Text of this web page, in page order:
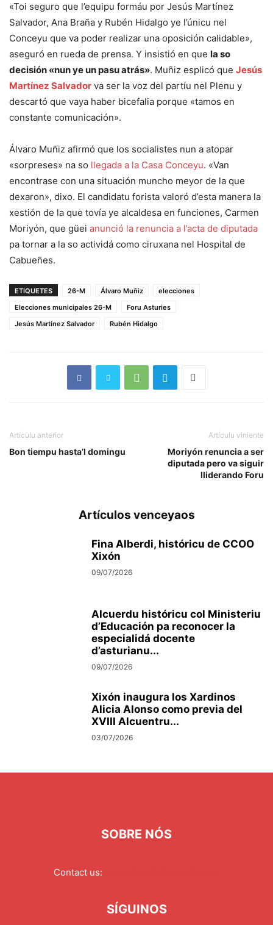
«Toi seguro que l’equipu formáu por Jesús Martínez
Salvador, Ana Braña y Rubén Hidalgo ye l’únicu nel
Conceyu que va poder realizar una oposición calidable»,
aseguró en rueda de prensa. Y insistió en que la so
decisión «nun ye un pasu atrás». Muñiz esplicó que Jesús
Martínez Salvador va ser la voz del partíu nel Plenu y
descartó que vaya haber bicefalia porque «tamos en
constante comunicación».
Álvaro Muñiz afirmó que los socialistes nun a atopar
«sorpreses» na so llegada a la Casa Conceyu. «Van
encontrase con una situación muncho meyor de la que
dexaron», dixo. El candidatu forista valoró d’esta manera la
xestión de la que tovía ye alcaldesa en funciones, Carmen
Moriyón, que güei anunció la renuncia a l’acta de diputada
pa tornar a la so actividá como ciruxana nel Hospital de
Cabueñes.
ETIQUETES 26-M Álvaro Muñiz
elecciones
Elecciones municipales 26-M
Foru Asturies
Jesús Martínez Salvador
Rubén Hidalgo
Artículu anterior
Bon tiempu hasta’l domingu
Artículu viniente
Moriyón renuncia a ser
diputada pero va siguir
lliderando Foru
Artículos venceyaos
Fina Alberdi, históricu de CCOO
Xixón
09/07/2026
Alcuerdu históricu col Ministeriu
d’Educación pa reconocer la
especialidá docente
d’asturianu...
09/07/2026
Xixón inaugura los Xardinos
Alicia Alonso como previa del
XVIII Alcuentru...
03/07/2026
SOBRE NÓS
Contact us:
SÍGUINOS